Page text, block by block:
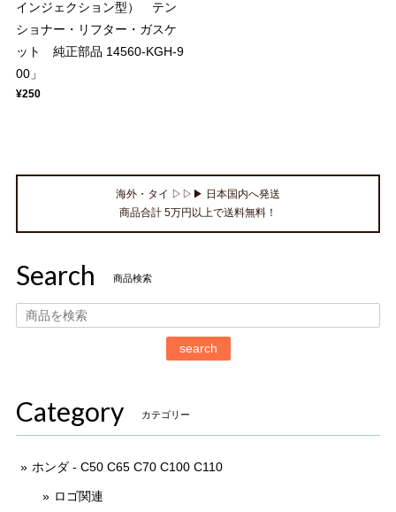
インジェクション型） テン
ショナー・リフター・ガスケ
ット 純正部品 14560-KGH-9
00」
¥250
海外・タイ ▷▷▶ 日本国内へ発送
商品合計 5万円以上で送料無料！
Search 商品検索
search
Category カテゴリー
ホンダ - C50 C65 C70 C100 C110
ロゴ関連